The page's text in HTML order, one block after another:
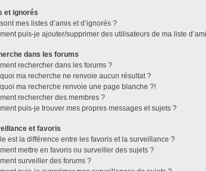
et ignorés
mes listes d’amis et d’ignorés ?
puis-je ajouter/supprimer des utilisateurs de ma liste
dans les forums
rechercher dans les forums ?
ma recherche ne renvoie aucun résultat ?
ma recherche renvoie une page blanche ?!
rechercher des membres ?
puis-je trouver mes propres messages et sujets ?
et favoris
est la différence entre les favoris et la surveillance ?
mettre en favoris ou surveiller des sujets ?
surveiller des forums ?